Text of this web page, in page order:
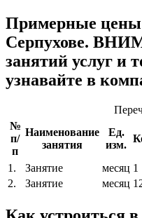
Примерные цены
Серпухове.
занятий услуг и
узнавайте в
№
п/
п
Наименование
занятия
Ед.
изм.
1.
Занятие месяц 1
2.
Занятие месяц